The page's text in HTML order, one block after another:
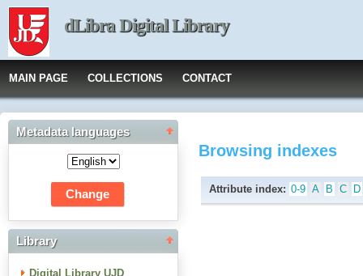
dLibra Digital Library
MAIN PAGE COLLECTIONS CONTACT
Metadata languages
Library
Digital Library UJD
Browsing indexes
Attribute index: 0-9 A B C D